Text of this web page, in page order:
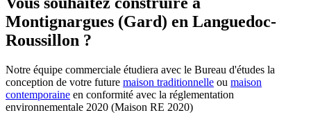
Montignargues (Gard) en Languedoc-
Roussillon ?
Notre équipe commerciale étudiera avec le Bureau d'études la
conception de votre future maison traditionnelle ou maison
contemporaine en conformité avec la réglementation
environnementale 2020 (Maison RE 2020)